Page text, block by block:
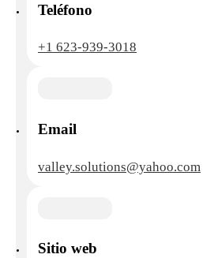
Teléfono
+1 623-939-3018
Email
valley.solutions@yahoo.com
Sitio web